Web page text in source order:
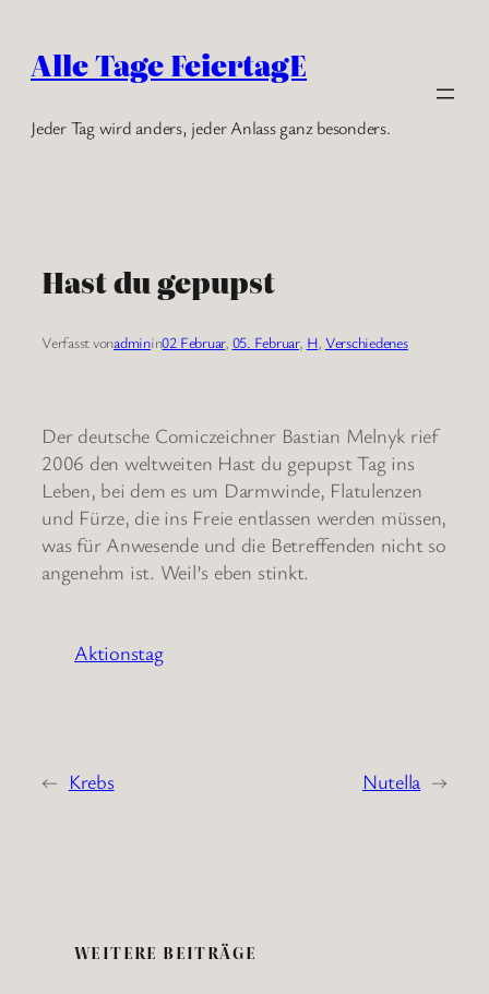
Inhalt
springen
Alle Tage FeiertagE
Jeder Tag wird anders, jeder Anlass ganz besonders.
Hast du gepupst
Verfasst vonadminin02 Februar, 05. Februar, H, Verschiedenes
Der deutsche Comiczeichner Bastian Melnyk rief
2006 den weltweiten Hast du gepupst Tag ins
Leben, bei dem es um Darmwinde, Flatulenzen
und Fürze, die ins Freie entlassen werden müssen,
was für Anwesende und die Betreffenden nicht so
angenehm ist. Weil’s eben stinkt.
Aktionstag
← Krebs Nutella →
WEITERE BEITRÄGE